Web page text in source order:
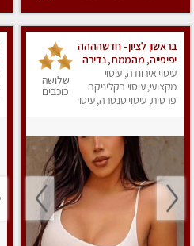
בראשון לציון - חדשהההה
יפיפייה, מהממת, נדירה
מזמינה אותך לעיסוי
איכותי, מקצועי, באווירה
רגועה עם המון סבלנות.
עיסוי אירוודה, עיסוי
מקצועי, עיסוי בקליניקה
פרטית, עיסוי טנטרה, עיסוי
שלושה
כוכבים